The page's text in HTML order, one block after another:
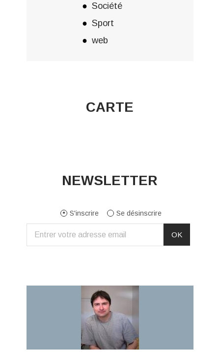
Société
Sport
web
CARTE
NEWSLETTER
S'inscrire Se désinscrire